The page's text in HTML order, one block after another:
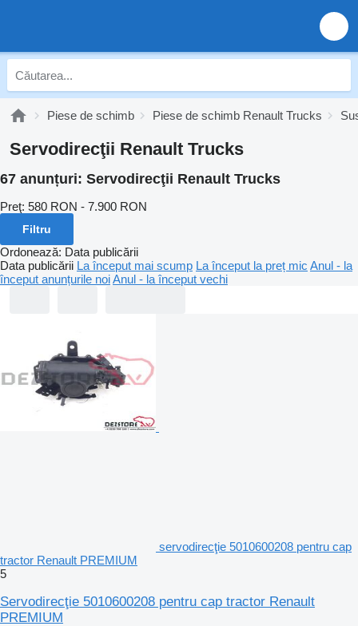
Piese de schimb Piese de schimb Renault Trucks
Servodirecţii Renault Trucks
67 anunțuri: Servodirecţii Renault Trucks
Preţ: 580 RON - 7.900 RON
Filtru
Ordonează: Data publicării
Data publicării La început mai scump La început la preț mic Anul - la
început anunțurile noiAnul - la început vechi
servodirecţie 5010600208 pentru cap
tractor Renault PREMIUM
5
Servodirecţie 5010600208 pentru cap tractor Renault
PREMIUM